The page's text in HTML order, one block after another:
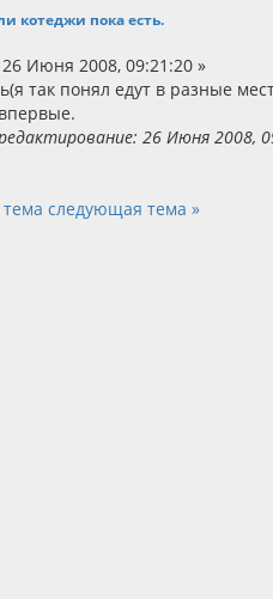
котеджи пока есть.
26 Июня 2008, 09:21:20 »
так понял едут в разные
26 Июня 2008,
следующая тема »